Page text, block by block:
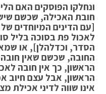
ונחלקו הפוסקים האם
חובת האכילה, שכשם
[עם הדינים המיוחדים
לאכול פת בסוכה בליל
הסדר, וכדלהלן], או
החובה, שכשם שאין
הראשון, כך אין חובה
הראשון, אבל עצם חיוב
אינו שווה לדיני אכילת